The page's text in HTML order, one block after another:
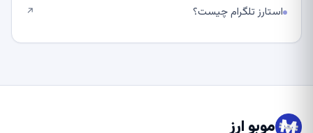
استارز تلگرام چیست؟ ↗
موبو ارز